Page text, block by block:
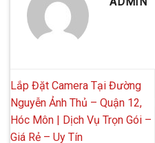
Lắp Đặt Camera Tại Đường
Nguyễn Ảnh Thủ – Quận 12,
Hóc Môn | Dịch Vụ Trọn Gói –
Giá Rẻ – Uy Tín